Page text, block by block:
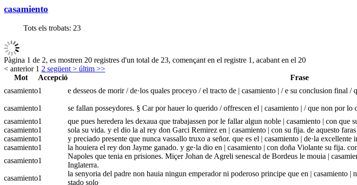
casamiento
Tots els trobats: 23
Pàgina 1 de 2, es mostren 20 registres d'un total de 23, començant en el registre 1, acabant en el 20
< anterior 1 2 següent > últim >>
Mot
Accepció Frase
casamiento1 e desseos de morir / de·los quales proceyo / el tracto de | casamiento | / e su conclusion final /
casamiento1 se fallan posseydores. § Car por hauer lo querido / offrescen el | casamiento | / que non por lo
casamiento1 que pues heredera les dexaua que trabajassen por le fallar algun noble | casamiento | con que
casamiento1 sola su vida. y el dio la al rey don Garci Remirez en | casamiento | con su fija. de aquesto
casamiento1 y preciado presente que nunca vassallo truxo a señor. que es el | casamiento | de·la
casamiento1 la houiera el rey don Jayme ganado. y ge·la dio en | casamiento | con doña Violante su fija.
casamiento1
Napoles que tenia en prisiones. Miçer Johan de Agreli senescal de Bordeus le mouia |
Inglaterra.
casamiento1
la senyoria del padre non hauia ningun emperador ni poderoso principe que en | casamiento |
stado solo